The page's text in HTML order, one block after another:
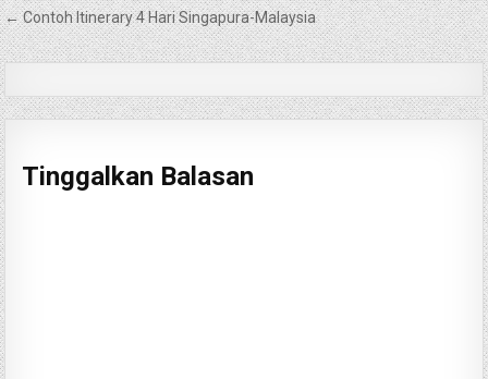
Navigasi
pos
← Contoh Itinerary 4 Hari Singapura-Malaysia
Tinggalkan Balasan